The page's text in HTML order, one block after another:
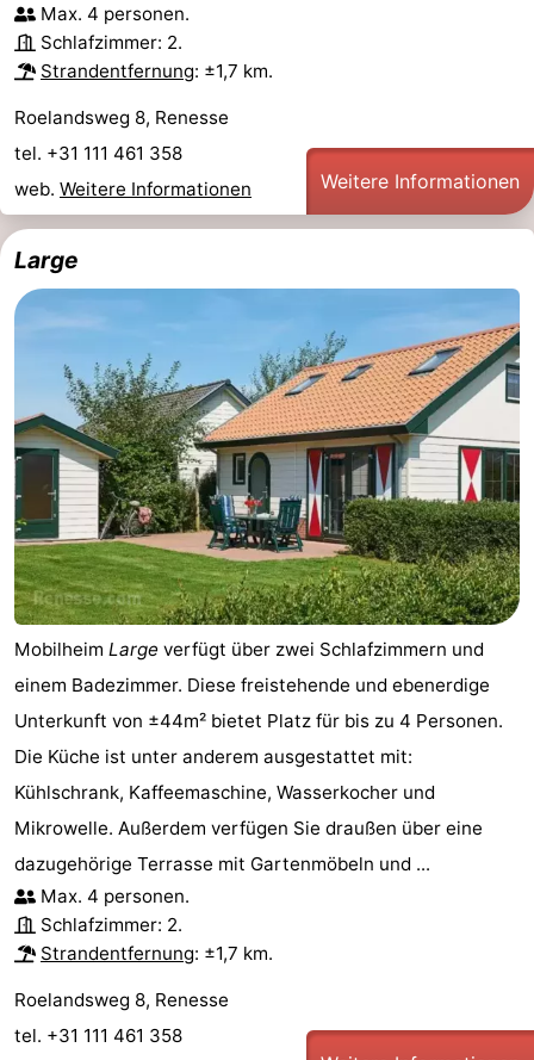
-
Natur
Hollands
Duin
-
Noordwijk
-
Katwijk
-
Scheveningen
-
Den
-
Rotterdam
Rockanje
Zeeland
Schouwen-
Duiveland
-
Brouwershaven
-
Bruinisse
-
Zierikzee
-
Natur
Oosterschelde
-
Burgh
Haamstede
-
Natur
Kop
van
Schouwen
Walcheren
-
Veere
-
Natur
-
Max. 4 personen.
Schlafzimmer: 2.
Strandentfernung: ±1,7 km.
Roelandsweg 8, Renesse
tel. +31 111 461 358
web. Weitere Informationen Weitere Informationen
Large
Mobilheim Large verfügt über zwei Schlafzimmern und
einem Badezimmer. Diese freistehende und ebenerdige
Unterkunft von ±44m² bietet Platz für bis zu 4 Personen.
Die Küche ist unter anderem ausgestattet mit:
Kühlschrank, Kaffeemaschine, Wasserkocher und
Mikrowelle. Außerdem verfügen Sie draußen über eine
dazugehörige Terrasse mit Gartenmöbeln und ...
Max. 4 personen.
Schlafzimmer: 2.
Strandentfernung: ±1,7 km.
Roelandsweg 8, Renesse
tel. +31 111 461 358